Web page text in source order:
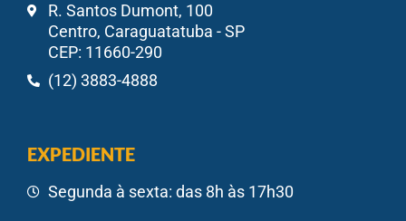
R. Santos Dumont, 100
Centro, Caraguatatuba - SP
CEP: 11660-290
(12) 3883-4888
EXPEDIENTE
Segunda à sexta: das 8h às 17h30